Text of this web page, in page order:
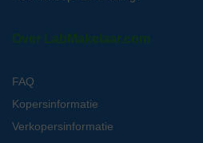
Over LabMakelaar.com
FAQ
Kopersinformatie
Verkopersinformatie